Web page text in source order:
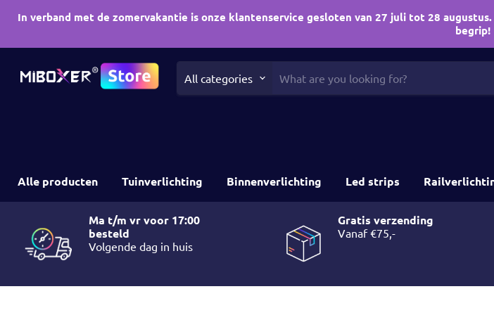
In verband met de zomervakantie is onze klantenservice gesloten van 27 juli tot 28
begrip!
All categories
Alle producten Tuinverlichting Binnenverlichting Led strips
Ma t/m vr voor 17:00
besteld
Volgende dag in huis
Gratis verzending